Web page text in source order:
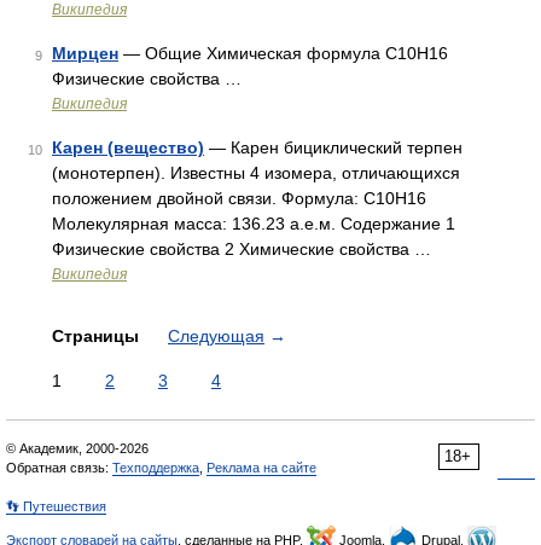
Википедия
9 Мирцен — Общие Химическая формула C10H16
Физические свойства …
Википедия
10 Карен (вещество) — Карен бициклический терпен
(монотерпен). Известны 4 изомера, отличающихся
положением двойной связи. Формула: C10H16
Молекулярная масса: 136.23 а.е.м. Содержание 1
Физические свойства 2 Химические свойства …
Википедия
Страницы Следующая →
1 2 3 4
18+
© Академик, 2000-2026
Обратная связь: Техподдержка Реклама на сайте
👣 Путешествия
Экспорт словарей на сайты , сделанные на PHP, Joomla, Drupal,